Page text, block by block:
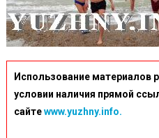
Использование материалов
условии наличия прямой
сайтеwww.yuzhny.info.